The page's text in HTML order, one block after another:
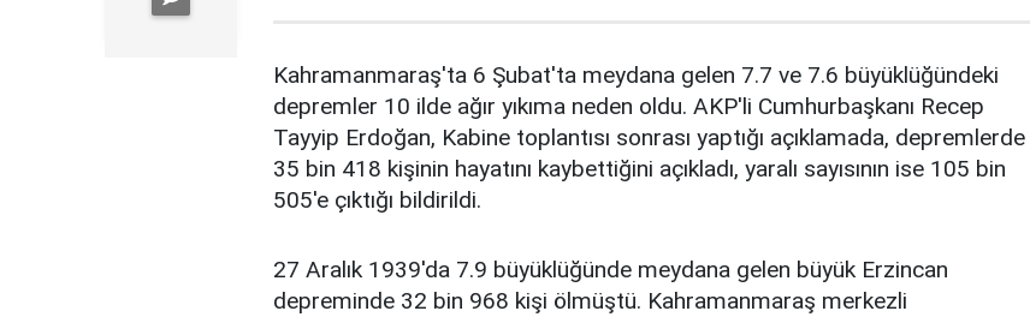
Kahramanmaraş'ta 6 Şubat'ta meydana gelen 7.7 ve 7.6 büyüklüğündeki
depremler 10 ilde ağır yıkıma neden oldu. AKP'li Cumhurbaşkanı Recep
Tayyip Erdoğan, Kabine toplantısı sonrası yaptığı açıklamada, depremlerde
35 bin 418 kişinin hayatını kaybettiğini açıkladı, yaralı sayısının ise 105 bin
505'e çıktığı bildirildi.
27 Aralık 1939'da 7.9 büyüklüğünde meydana gelen büyük Erzincan
depreminde 32 bin 968 kişi ölmüştü. Kahramanmaraş merkezli